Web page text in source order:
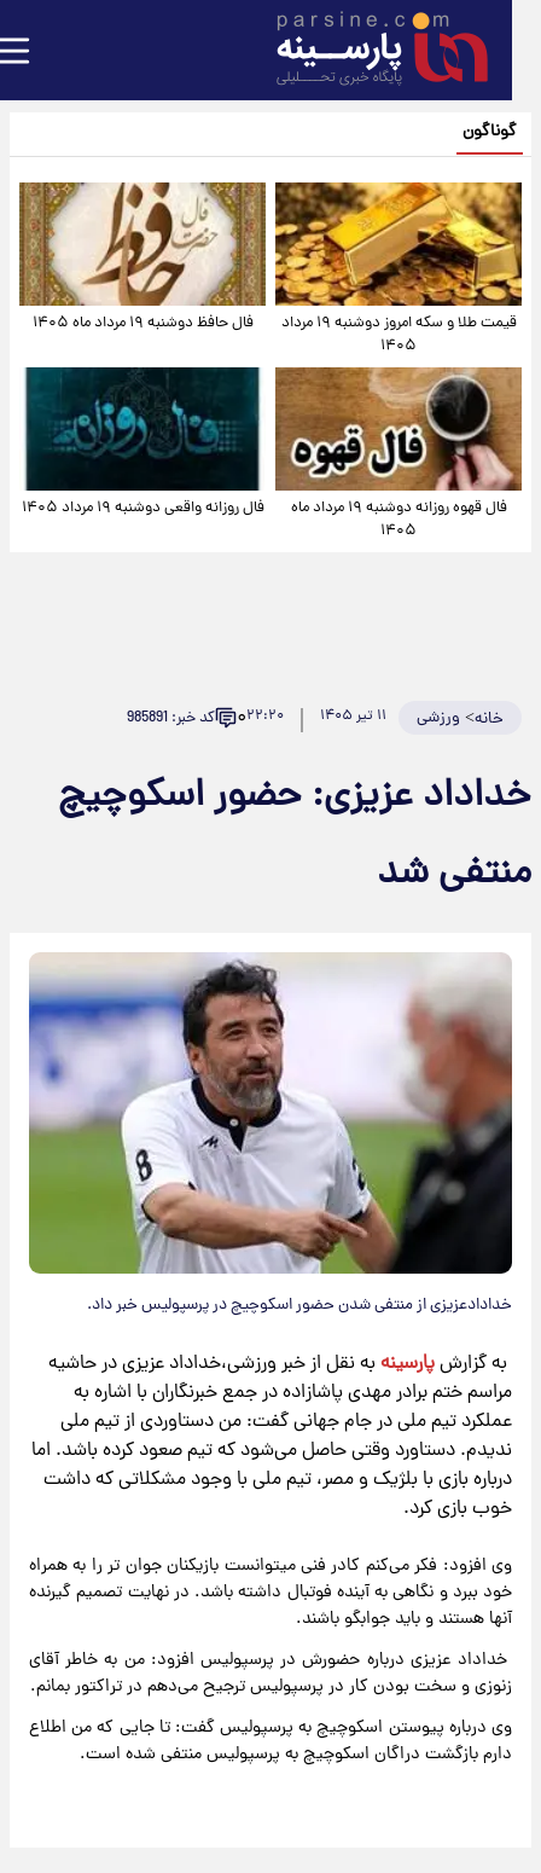
گوناگون
قیمت طلا و سکه امروز دوشنبه ۱۹ مرداد
۱۴۰۵
فال حافظ دوشنبه ۱۹ مرداد ماه ۱۴۰۵
فال قهوه روزانه دوشنبه ۱۹ مرداد ماه
۱۴۰۵
فال روزانه واقعی دوشنبه ۱۹ مرداد ۱۴۰۵
خانه>ورزشی ۲۲:۲۰۰ کد خبر: 985891
عزیزی: حضور اسکوچیچ
شد
خدادادعزیزی از منتفی شدن حضور اسکوچیچ در پرسپولیس خبر داد.
به گزارشپارسینهبه نقل از خبر ورزشی،خداداد عزیزی در حاشیه
مراسم ختم برادر مهدی پاشازاده در جمع خبرنگاران با اشاره به
عملکرد تیم ملی در جام جهانی گفت: من دستاوردی از تیم ملی
ندیدم. دستاورد وقتی حاصل می‌شود که تیم صعود کرده باشد. اما
درباره بازی با بلژیک و مصر، تیم ملی با وجود مشکلاتی که داشت
خوب بازی کرد.
وی افزود: فکر می‌کنم کادر فنی میتوانست بازیکنان جوان تر را به همراه
خود ببرد و نگاهی به آینده فوتبال داشته باشد. در نهایت تصمیم گیرنده
آنها هستند و باید جوابگو باشند.
خداداد عزیزی درباره حضورش در پرسپولیس افزود: من به خاطر آقای
زنوزی و سخت بودن کار در پرسپولیس ترجیح می‌دهم در تراکتور بمانم.
وی درباره پیوستن اسکوچیچ به پرسپولیس گفت: تا جایی که من اطلاع
دارم بازگشت دراگان اسکوچیچ به پرسپولیس منتفی شده است.